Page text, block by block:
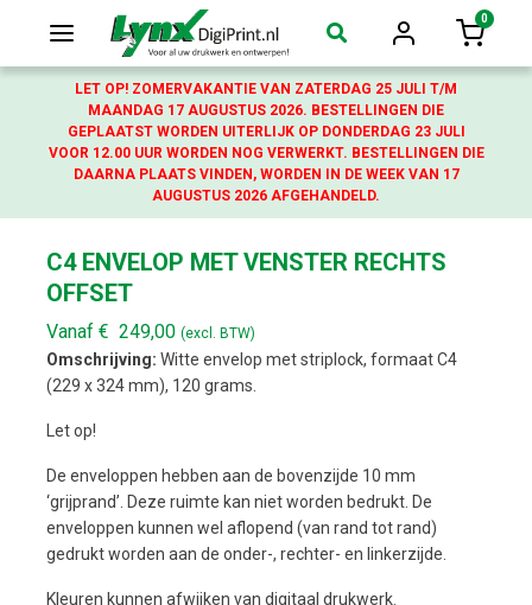
Login
0
LET OP! ZOMERVAKANTIE VAN ZATERDAG 25 JULI T/M
MAANDAG 17 AUGUSTUS 2026. BESTELLINGEN DIE
GEPLAATST WORDEN UITERLIJK OP DONDERDAG 23 JULI
VOOR 12.00 UUR WORDEN NOG VERWERKT. BESTELLINGEN DIE
DAARNA PLAATS VINDEN, WORDEN IN DE WEEK VAN 17
AUGUSTUS 2026 AFGEHANDELD.
C4 ENVELOP MET VENSTER RECHTS
OFFSET
Vanaf € 249,00 (excl. BTW)
Omschrijving: Witte envelop met striplock, formaat C4
(229 x 324 mm), 120 grams.
Let op!
De enveloppen hebben aan de bovenzijde 10 mm
‘grijprand’. Deze ruimte kan niet worden bedrukt. De
enveloppen kunnen wel aflopend (van rand tot rand)
gedrukt worden aan de onder-, rechter- en linkerzijde.
Kleuren kunnen afwijken van digitaal drukwerk.